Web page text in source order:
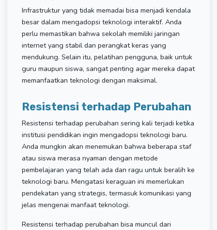
Infrastruktur yang tidak memadai bisa menjadi kendala
besar dalam mengadopsi teknologi interaktif. Anda
perlu memastikan bahwa sekolah memiliki jaringan
internet yang stabil dan perangkat keras yang
mendukung. Selain itu, pelatihan pengguna, baik untuk
guru maupun siswa, sangat penting agar mereka dapat
memanfaatkan teknologi dengan maksimal.
Resistensi terhadap Perubahan
Resistensi terhadap perubahan sering kali terjadi ketika
institusi pendidikan ingin mengadopsi teknologi baru.
Anda mungkin akan menemukan bahwa beberapa staf
atau siswa merasa nyaman dengan metode
pembelajaran yang telah ada dan ragu untuk beralih ke
teknologi baru. Mengatasi keraguan ini memerlukan
pendekatan yang strategis, termasuk komunikasi yang
jelas mengenai manfaat teknologi.
Resistensi terhadap perubahan bisa muncul dari